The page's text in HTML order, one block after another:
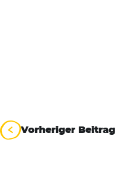
Vorheriger Beitrag